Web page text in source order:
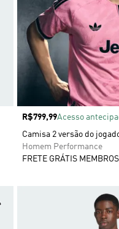
Preço
R$799,99Acesso
Camisa 2 versão do
Homem Performance
FRETE GRÁTIS
Adicionar à Lista de Desejos